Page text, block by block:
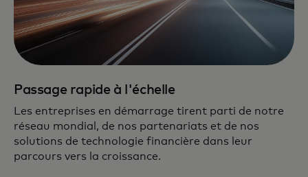
Passage rapide à l'échelle
Les entreprises en démarrage tirent parti de notre
réseau mondial, de nos partenariats et de nos
solutions de technologie financière dans leur
parcours vers la croissance.